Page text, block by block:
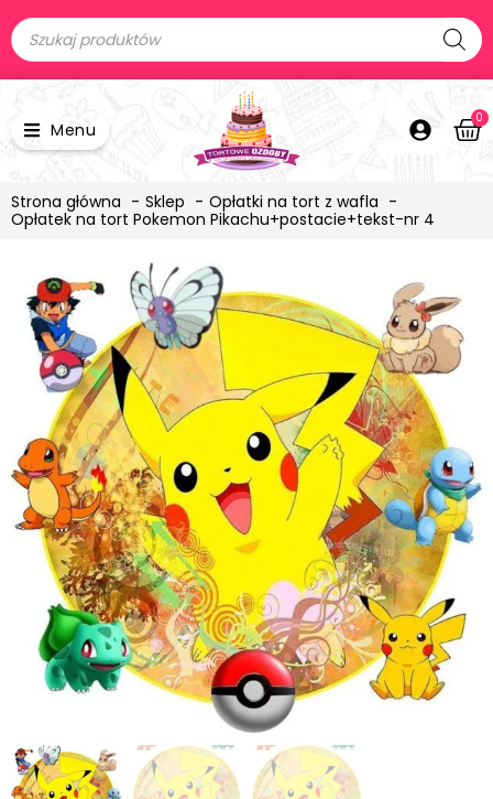
Menu
0
Strona główna Sklep
Opłatki na tort z wafla
Opłatek na tort Pokemon Pikachu+postacie+tekst-nr 4